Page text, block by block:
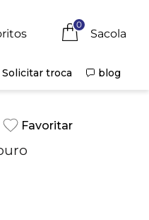
0
Solicitar troca blog